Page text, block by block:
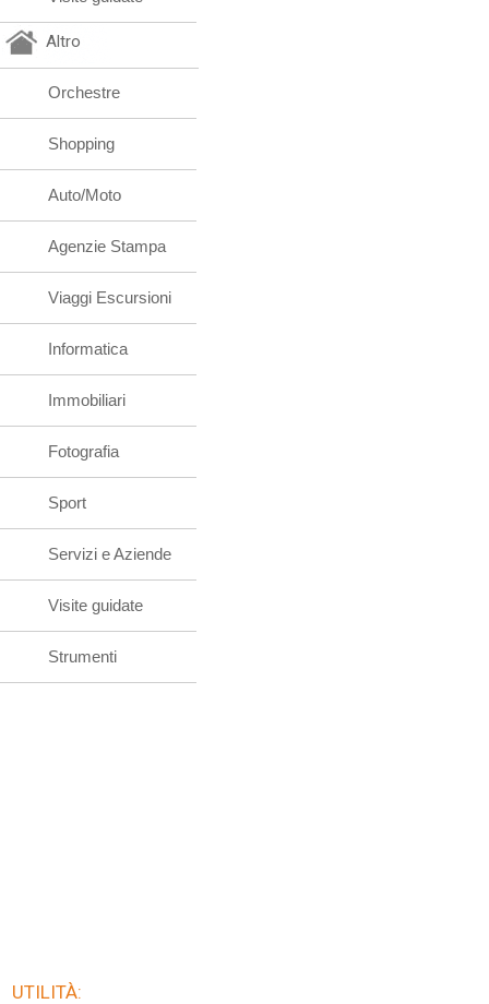
Altro
Orchestre
Shopping
Auto/Moto
Agenzie Stampa
Viaggi Escursioni
Informatica
Immobiliari
Fotografia
Sport
Servizi e Aziende
Visite guidate
Strumenti
UTILITÀ: